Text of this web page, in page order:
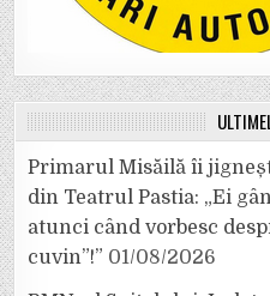
Primarul Misăilă îi
din Teatrul Pastia: „Ei
atunci când vorbesc
cuvin”!” 01/08/2026